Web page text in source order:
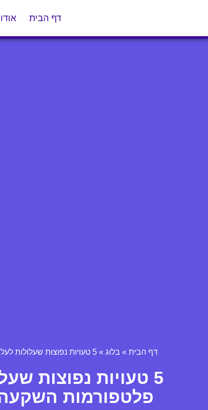
דף הבית
דף הבית » בלוג »5 טעויות נפוצות שעלולות לעלות לכם הון במגמות פלטפורמות השקעה דיגיטליות ואיך למנוע אותן
5 טעויות נפוצות
פלטפורמות השקעה